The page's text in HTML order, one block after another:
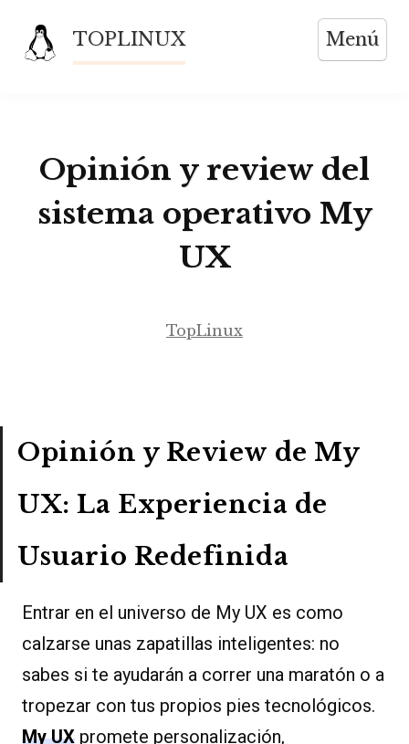
contenido
TOPLINUX Menú
Opinión y review del
sistema operativo My
UX
TopLinux
Opinión y Review de My
UX: La Experiencia de
Usuario Redefinida
Entrar en el universo de My UX es como
calzarse unas zapatillas inteligentes: no
sabes si te ayudarán a correr una maratón o a
tropezar con tus propios pies tecnológicos.
My UX promete personalización,